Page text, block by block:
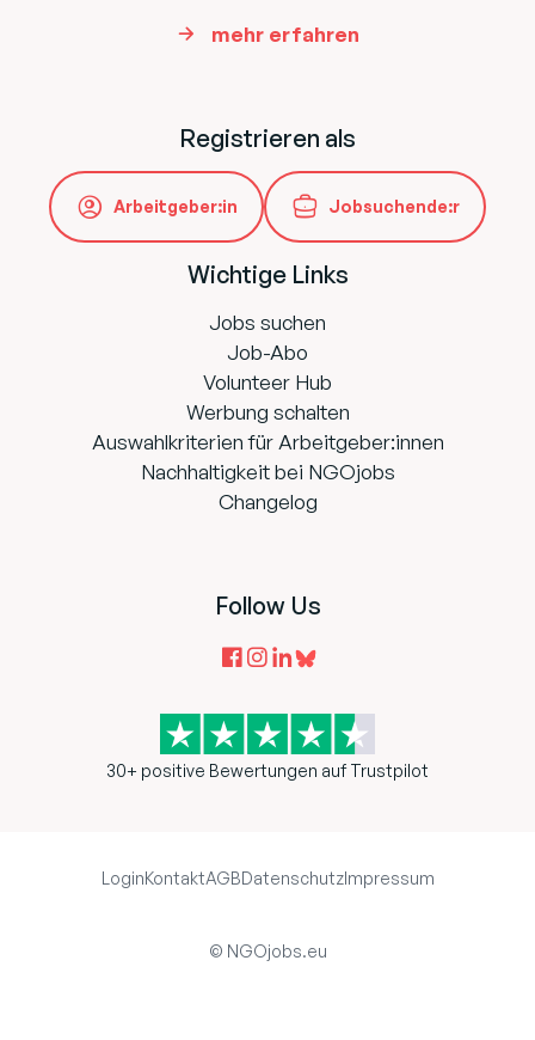
mehr erfahren
Registrieren als
Arbeitgeber:in Jobsuchende:r
Wichtige Links
Jobs suchen
Job-Abo
Volunteer Hub
Werbung schalten
Auswahlkriterien für Arbeitgeber:innen
Nachhaltigkeit bei NGOjobs
Changelog
Follow Us
30+ positive Bewertungen auf Trustpilot
LoginKontaktAGBDatenschutzImpressum
© NGOjobs.eu